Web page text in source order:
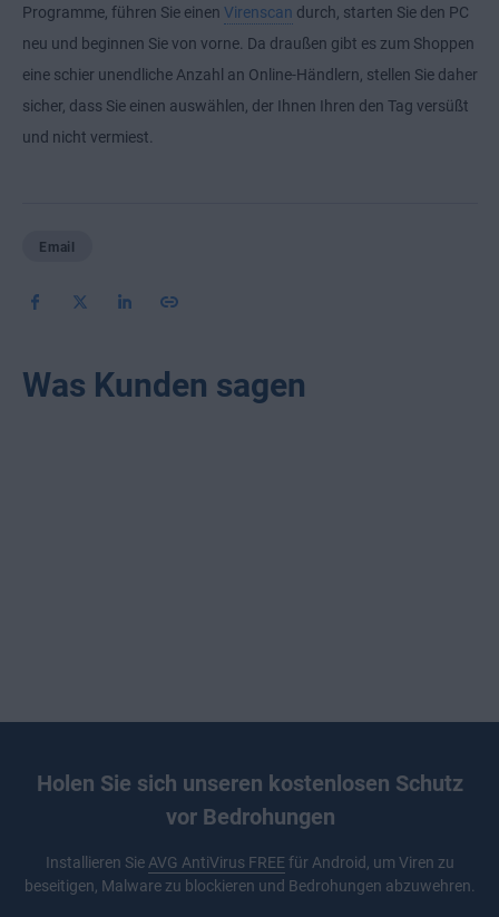
Programme, führen Sie einen Virenscan durch, starten Sie den PC
neu und beginnen Sie von vorne. Da draußen gibt es zum Shoppen
eine schier unendliche Anzahl an Online-Händlern, stellen Sie daher
sicher, dass Sie einen auswählen, der Ihnen Ihren den Tag versüßt
und nicht vermiest.
Email
Was Kunden sagen
Holen Sie sich unseren kostenlosen Schutz
vor Bedrohungen
Installieren Sie AVG AntiVirus FREE für Android, um Viren zu
beseitigen, Malware zu blockieren und Bedrohungen abzuwehren.